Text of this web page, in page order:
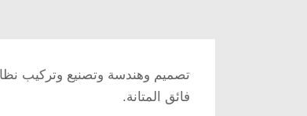
تصميم وهندسة وتصنيع وتركيب
فائق المتانة.